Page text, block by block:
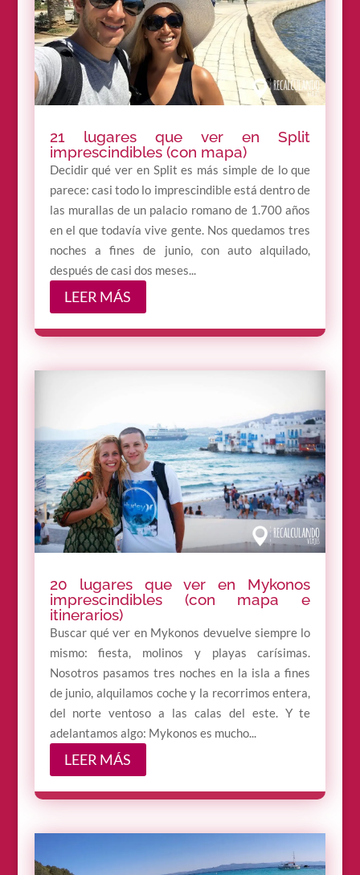
21 lugares que ver en Split
imprescindibles (con mapa)
Decidir qué ver en Split es más simple de lo que
parece: casi todo lo imprescindible está dentro de
las murallas de un palacio romano de 1.700 años
en el que todavía vive gente. Nos quedamos tres
noches a fines de junio, con auto alquilado,
después de casi dos meses...
LEER MÁS
20 lugares que ver en Mykonos
imprescindibles (con mapa e
itinerarios)
Buscar qué ver en Mykonos devuelve siempre lo
mismo: fiesta, molinos y playas carísimas.
Nosotros pasamos tres noches en la isla a fines
de junio, alquilamos coche y la recorrimos entera,
del norte ventoso a las calas del este. Y te
adelantamos algo: Mykonos es mucho...
LEER MÁS